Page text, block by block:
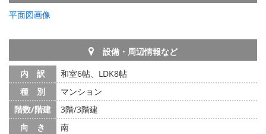
平面図画像
設備・周辺情報など
内 訳
和室6帖、LDK8帖
種 別
マンション
階数/階建
3階/3階建
向 き
南